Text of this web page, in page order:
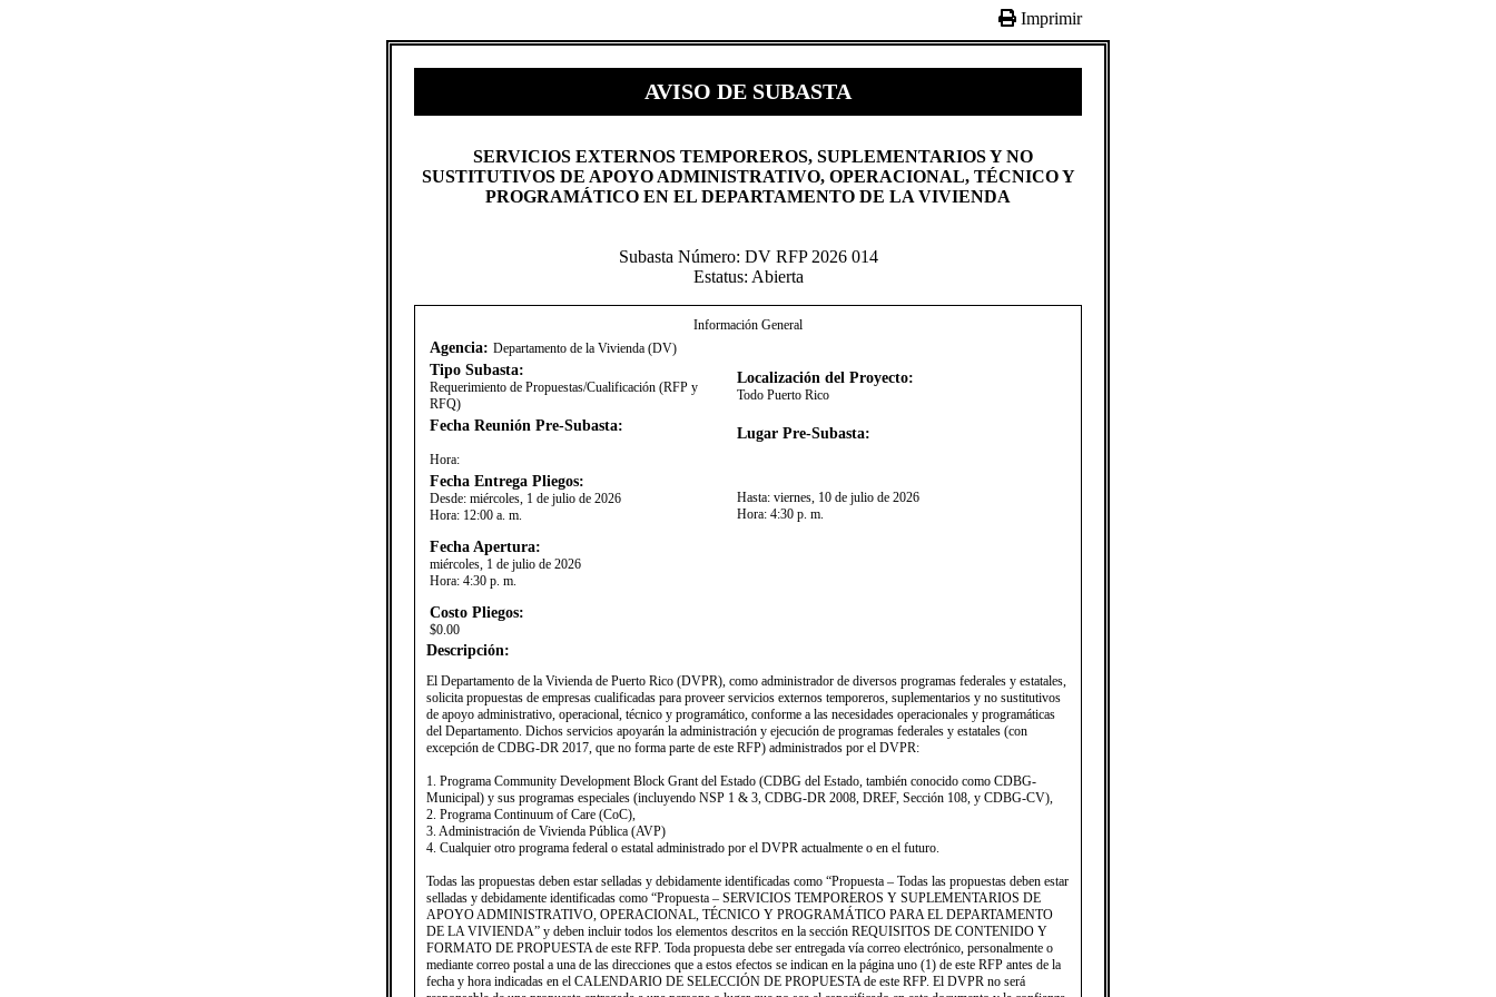
Imprimir
AVISO DE SUBASTA
SERVICIOS EXTERNOS TEMPOREROS, SUPLEMENTARIOS Y NO
SUSTITUTIVOS DE APOYO ADMINISTRATIVO, OPERACIONAL, TÉCNICO Y
PROGRAMÁTICO EN EL DEPARTAMENTO DE LA VIVIENDA​
Subasta Número: DV RFP 2026 014
Estatus: Abierta
Información General
Agencia: Departamento de la Vivienda (DV)
Tipo Subasta:
Requerimiento de Propuestas/Cualificación (RFP y
RFQ)
Localización del Proyecto:
Todo Puerto Rico
Fecha Reunión Pre-Subasta:
Hora:
Lugar Pre-Subasta:
Fecha Entrega Pliegos:
Desde: miércoles, 1 de julio de 2026
Hora: 12:00 a. m.
Hasta: viernes, 10 de julio de 2026
Hora: 4:30 p. m.
Fecha Apertura:
miércoles, 1 de julio de 2026
Hora: 4:30 p. m.
Costo Pliegos:
$0.00
Descripción:
​El Departamento de la Vivienda de Puerto Rico (DVPR), como administrador de diversos programas federales y estatales,
solicita propuestas de empresas cualificadas para proveer servicios externos temporeros, suplementarios y no sustitutivos
de apoyo administrativo, operacional, técnico y programático, conforme a las necesidades operacionales y programáticas
del Departamento. Dichos servicios apoyarán la administración y ejecución de programas federales y estatales (con
excepción de CDBG-DR 2017, que no forma parte de este RFP) administrados por el DVPR:
1. Programa Community Development Block Grant del Estado (CDBG del Estado, también conocido como CDBG-
Municipal) y sus programas especiales (incluyendo NSP 1 & 3, CDBG-DR 2008, DREF, Sección 108, y CDBG-CV),
2. Programa Continuum of Care (CoC),
3. Administración de Vivienda Pública (AVP)
4. Cualquier otro programa federal o estatal administrado por el DVPR actualmente o en el futuro.
​Todas las propuestas deben estar selladas y debidamente identificadas como “Propuesta – Todas las propuestas deben estar
selladas y debidamente identificadas como “Propuesta – SERVICIOS TEMPOREROS Y SUPLEMENTARIOS DE
APOYO ADMINISTRATIVO, OPERACIONAL, TÉCNICO Y PROGRAMÁTICO PARA EL DEPARTAMENTO
DE LA VIVIENDA” y deben incluir todos los elementos descritos en la sección REQUISITOS DE CONTENIDO Y
FORMATO DE PROPUESTA de este RFP. Toda propuesta debe ser entregada vía correo electrónico, personalmente o
mediante correo postal a una de las direcciones que a estos efectos se indican en la página uno (1) de este RFP antes de la
fecha y hora indicadas en el CALENDARIO DE SELECCIÓN DE PROPUESTA de este RFP. El DVPR no será